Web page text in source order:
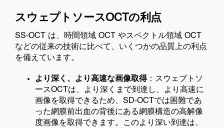
スウェプトソースOCTの利点
SS-OCT は、時間領域 OCT やスペクトル領域 OCT
などの従来の技術に比べて、いくつかの品質上の利点
を備えています。
より深く、より高速な画像取得：スウェプトソ
ースOCTは、より深くまで到達し、より高速に
画像を取得できるため、SD-OCTでは困難であ
った網膜前出血の背後にある網膜構造の高解像
度画像を取得できます。このより深い到達は、